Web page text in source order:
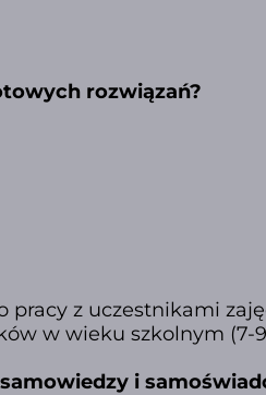
rozwiązań?
pracy z uczestnikami
w wieku szkolnym (7-
i